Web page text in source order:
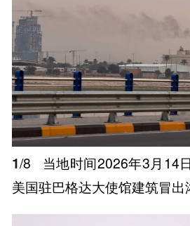
1/8
当地时间2026年3月14
美国驻巴格达大使馆建筑冒出